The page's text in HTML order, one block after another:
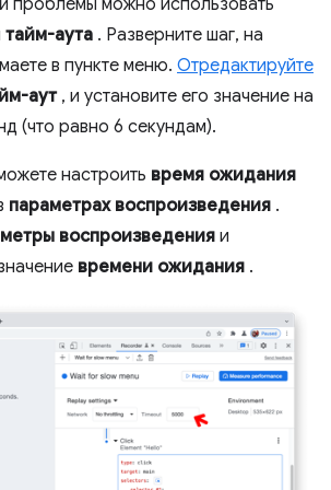
тайм-аута . Разверните шаг, на
в пункте меню. Отредактируйте
аут, и установите его значение на
(что равно 6 секундам).
настроить время ожидания
параметрах воспроизведения .
воспроизведения и
времени ожидания .